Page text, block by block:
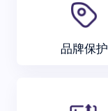
品牌保护